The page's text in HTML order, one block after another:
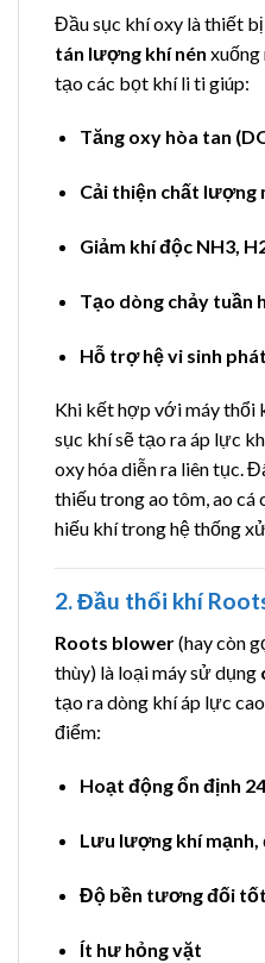
Đầu sục khí oxy là thiết
tán lượng khí nén
tạo các bọt khí li ti giúp:
Tăng oxy hòa tan
Cải thiện chất lượng
Giảm khí độc NH3,
Tạo dòng chảy tuần
Hỗ trợ hệ vi sinh
Khi kết hợp với máy thổi
sục khí sẽ tạo ra áp lực
oxy hóa diễn ra liên tục.
thiếu trong ao tôm, ao cá
hiếu khí trong hệ thống
2. Đầu thổi khí
Roots blower(hay còn
thùy) là loại máy sử dụng
tạo ra dòng khí áp lực
điểm:
Hoạt động ổn định
Lưu lượng khí mạnh,
Độ bền tương đối tốt
Ít hư hỏng vặt